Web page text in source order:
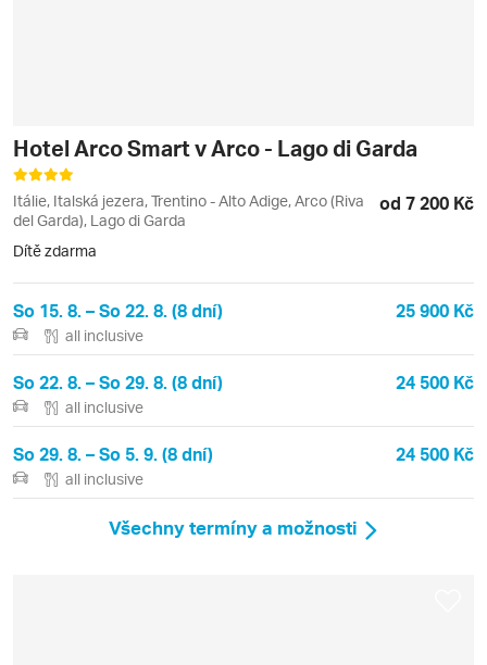
Hotel Arco Smart v Arco - Lago di Garda
Itálie, Italská jezera, Trentino - Alto Adige, Arco (Riva
del Garda), Lago di Garda
od 7 200 Kč
Dítě zdarma
So 15. 8. – So 22. 8. (8 dní) 25 900 Kč
all inclusive
So 22. 8. – So 29. 8. (8 dní) 24 500 Kč
all inclusive
So 29. 8. – So 5. 9. (8 dní) 24 500 Kč
all inclusive
Všechny termíny a možnosti